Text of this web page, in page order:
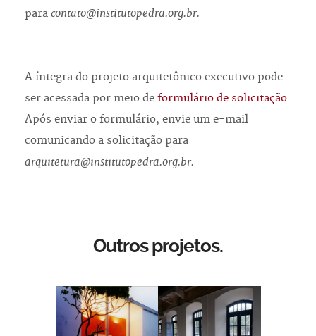
para contato@institutopedra.org.br.
A íntegra do projeto arquitetônico executivo pode
ser acessada por meio de formulário de solicitação.
Após enviar o formulário, envie um e-mail
comunicando a solicitação para
arquitetura@institutopedra.org.br.
Outros projetos.